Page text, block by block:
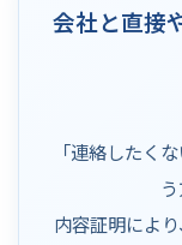
会社と直接
「連絡したく
内容証明により、